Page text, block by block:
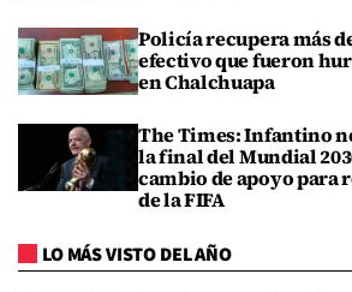
Policía recupera más
efectivo que fueron
en Chalchuapa
The Times: Infantino
la final del Mundial
cambio de apoyo para
de la FIFA
LO MÁS VISTO DEL AÑO